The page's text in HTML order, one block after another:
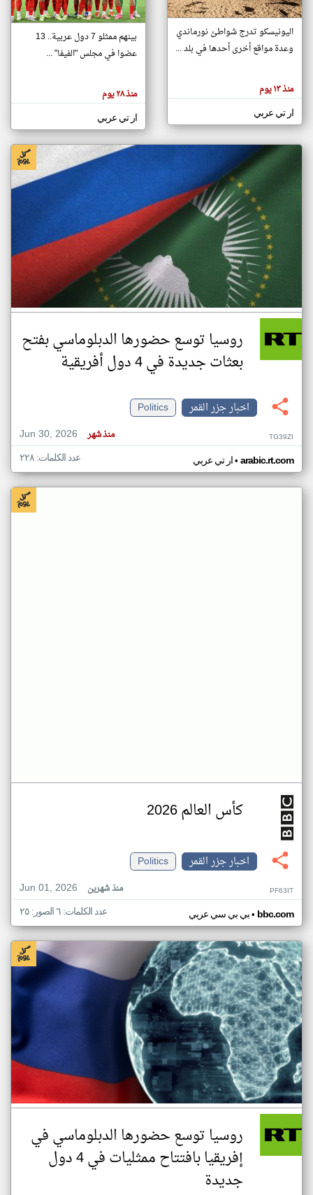
تغيير الدولة
اخبار جزر القمر على مدار الساعة
أهم اخبار جزر القمر العاجلة والمباشرة
هنا عن
وجهة
كاتبيها.
اليونيسكو تدرج شواطئ نورماندي
وعدة مواقع أخرى أحدها في بلد ...
منذ ١٣ يوم
ار تي عربي
بينهم ممثلو 7 دول عربية.. 13
عضوا في مجلس "الفيفا" ...
منذ ٢٨ يوم
ار تي عربي
روسيا توسع حضورها الدبلوماسي بفتح
بعثات جديدة في 4 دول أفريقية
اخبار جزر القمر
Politics
Jun 30, 2026
منذ شهر TG39ZI
ار تي عربي• arabic.rt.com عدد الكلمات: ٢٢٨
كأس العالم 2026
اخبار جزر القمر
Politics
Jun 01, 2026
منذ شهرين PF63IT
بي بي سي عربي• bbc.com عدد الكلمات: ٦ الصور: ٢٥
روسيا توسع حضورها الدبلوماسي في
إفريقيا بافتتاح ممثليات في 4 دول
جديدة
klyoum.com